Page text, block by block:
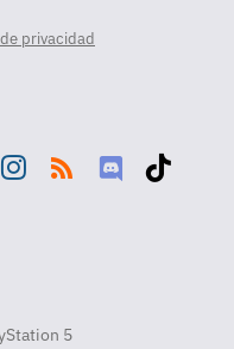
privacidad
5